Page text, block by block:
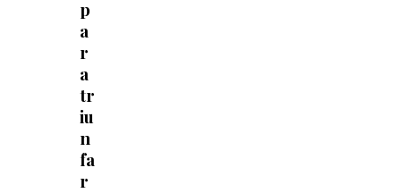
p
a
r
a
tr
iu
n
fa
r